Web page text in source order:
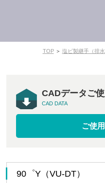
TOP＞ 塩ビ製継手（排水
CADデータご
CAD DATA
ご使
90゜Y（VU-DT）